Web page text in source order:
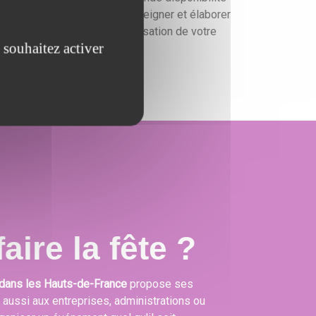
vous conseiller, vous renseigner et élaborer
un devis gratuit pour l'organisation de votre
événement.
la fête ?
les Hauts-de-France propose ses
aux entreprises, administrations ou
activer